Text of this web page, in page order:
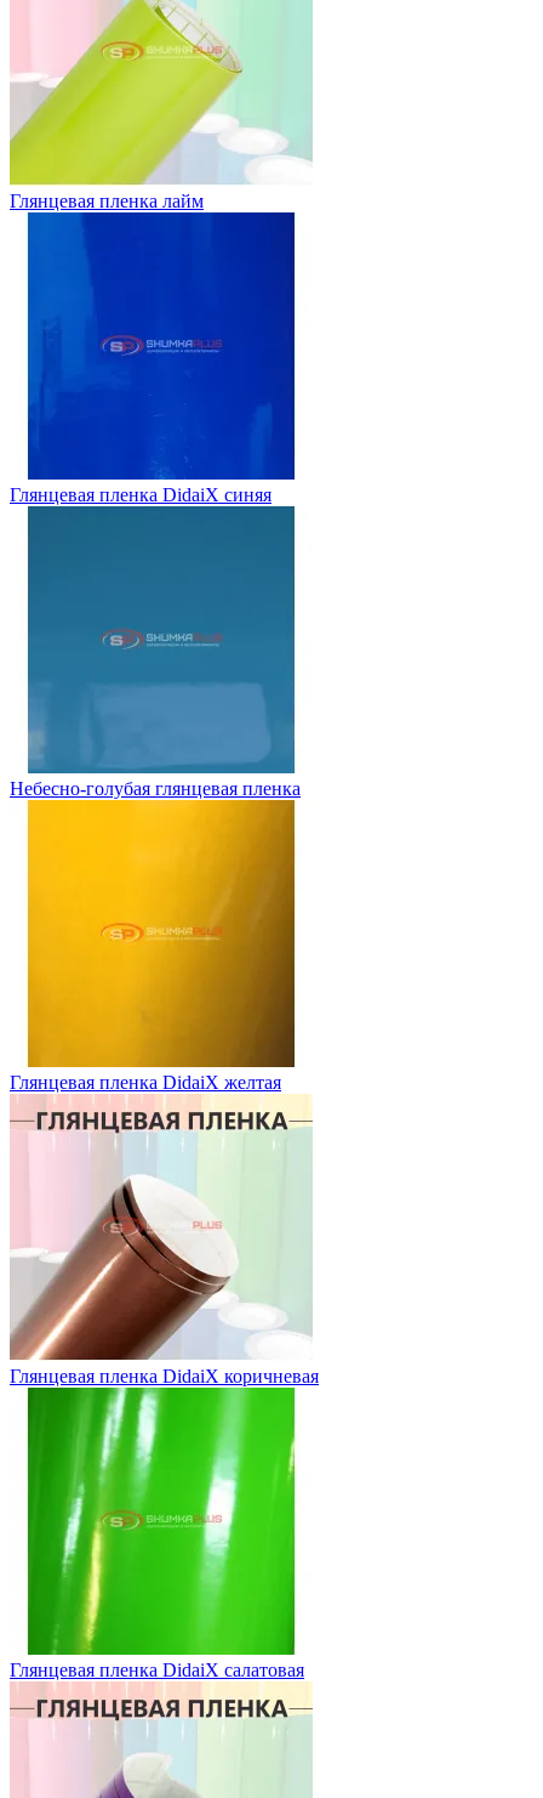
Глянцевая пленка лайм
Глянцевая пленка DidaiX синяя
Небесно-голубая глянцевая пленка
Глянцевая пленка DidaiX желтая
Глянцевая пленка DidaiX коричневая
Глянцевая пленка DidaiX салатовая